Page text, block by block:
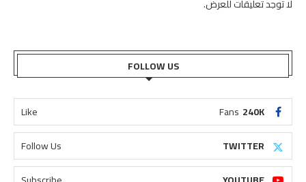
لا توجد تعليقات للعرض.
FOLLOW US
240K
Fans
Like
TWITTER
Follow Us